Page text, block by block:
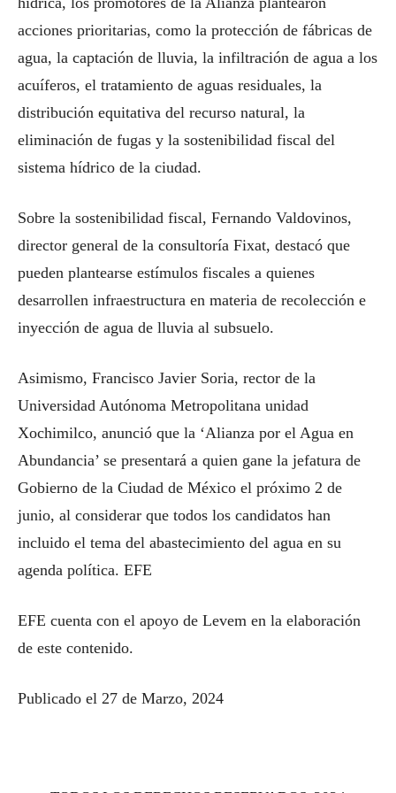
acciones prioritarias, como la protección de fábricas de
agua, la captación de lluvia, la infiltración de agua a los
acuíferos, el tratamiento de aguas residuales, la
distribución equitativa del recurso natural, la
eliminación de fugas y la sostenibilidad fiscal del
sistema hídrico de la ciudad.
Sobre la sostenibilidad fiscal, Fernando Valdovinos,
director general de la consultoría Fixat, destacó que
pueden plantearse estímulos fiscales a quienes
desarrollen infraestructura en materia de recolección e
inyección de agua de lluvia al subsuelo.
Asimismo, Francisco Javier Soria, rector de la
Universidad Autónoma Metropolitana unidad
Xochimilco, anunció que la ‘Alianza por el Agua en
Abundancia’ se presentará a quien gane la jefatura de
Gobierno de la Ciudad de México el próximo 2 de
junio, al considerar que todos los candidatos han
incluido el tema del abastecimiento del agua en su
agenda política. EFE
EFE cuenta con el apoyo de Levem en la elaboración
de este contenido.
Publicado el 27 de Marzo, 2024